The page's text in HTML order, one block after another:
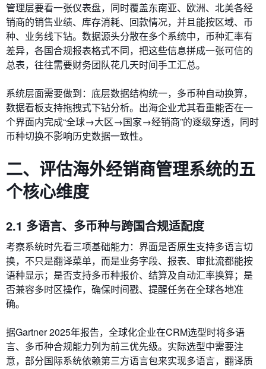
管理层要看一张仪表盘，同时覆盖东南亚、欧洲、北美各经
销商的销售业绩、库存消耗、回款情况，并且能按区域、币
种、业务线下钻。数据源头分散在多个系统中，币种汇率有
差异，各国合规报表格式不同，把这些信息拼成一张可信的
总表，往往需要财务团队花几天时间手工汇总。
系统层面需要做到：底层数据结构统一，多币种自动换算，
数据看板支持拖拽式下钻分析。出海企业尤其看重能否在一
个界面内完成“全球→大区→国家→经销商”的逐级穿透，同时
币种切换不影响历史数据一致性。
二、评估海外经销商管理系统的五
个核心维度
2.1 多语言、多币种与跨国合规适配度
考察系统时先看三项基础能力：界面是否原生支持多语言切
换，不只是翻译菜单，而是业务字段、报表、审批流都能按
语种显示；是否支持多币种报价、结算及自动汇率换算；是
否兼容多时区操作，确保时间戳、提醒任务在全球各地准
确。
据Gartner 2025年报告，全球化企业在CRM选型时将多语
言、多币种合规能力列为前三优先级。实际选型中需要注
意，部分国际系统依赖第三方语言包来实现多语言，翻译质